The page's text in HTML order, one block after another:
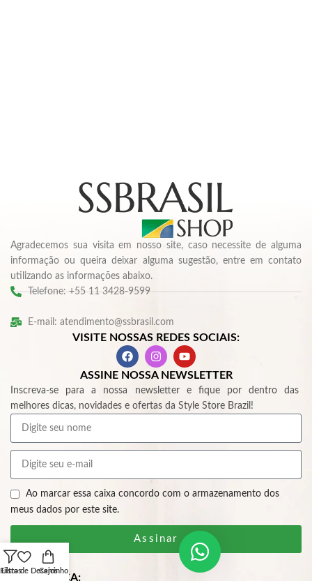
Agradecemos sua visita em nosso site, caso necessite de alguma
informação ou queira deixar alguma sugestão, entre em contato
utilizando as informações abaixo.
Telefone: +55 11 3428-9599
E-mail: atendimento@ssbrasil.com
VISITE NOSSAS REDES SOCIAIS:
ASSINE NOSSA NEWSLETTER
Inscreva-se para a nossa newsletter e fique por dentro das
melhores dicas, novidades e ofertas da Style Store Brazil!
Ao marcar essa caixa concordo com o armazenamento dos
meus dados por este site.
Assinar
SEGURANÇA:
Filtros
Lista de Desejos
Carrinho